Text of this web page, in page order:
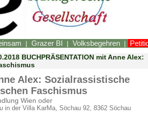
| Grazer BI | Volksbegehren |
BUCHPRÄSENTATION mit Anne Alex:
Alex: Sozialrassistische
Faschismus
Wien oder
in der Villa KarMa, Söchau 92, 8362 Söchau